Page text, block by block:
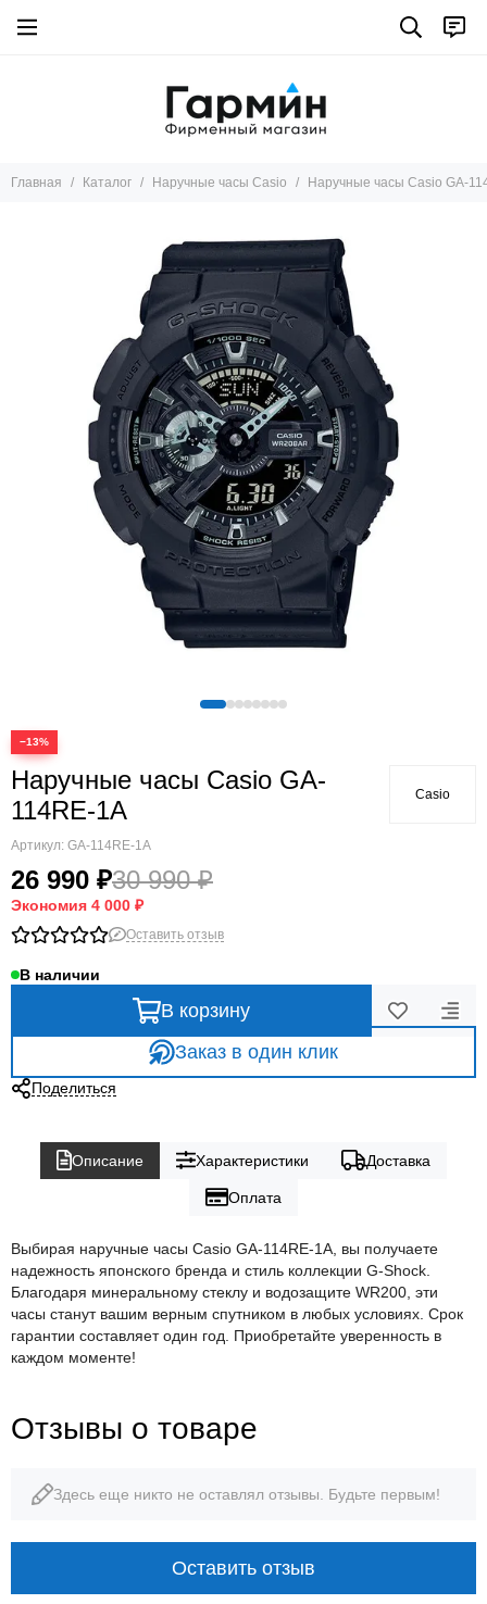
Главная Каталог Наручные часы Casio Наручные часы Casio GA-
−13%
Наручные часы Casio GA-
114RE-1A
Артикул: GA-114RE-1A
26 990 ₽30 990 ₽
Экономия 4 000 ₽
Casio
Оставить отзыв
В наличии
В корзину
Заказ в один клик
Поделиться
Описание Характеристики Доставка
Оплата
Выбирая наручные часы Casio GA-114RE-1A, вы получаете
надежность японского бренда и стиль коллекции G-Shock.
Благодаря минеральному стеклу и водозащите WR200, эти
часы станут вашим верным спутником в любых условиях. Срок
гарантии составляет один год. Приобретайте уверенность в
каждом моменте!
Отзывы о товаре
Здесь еще никто не оставлял отзывы. Будьте первым!
Оставить отзыв